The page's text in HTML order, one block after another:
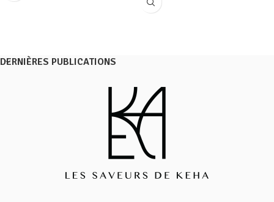
DERNIÈRES PUBLICATIONS